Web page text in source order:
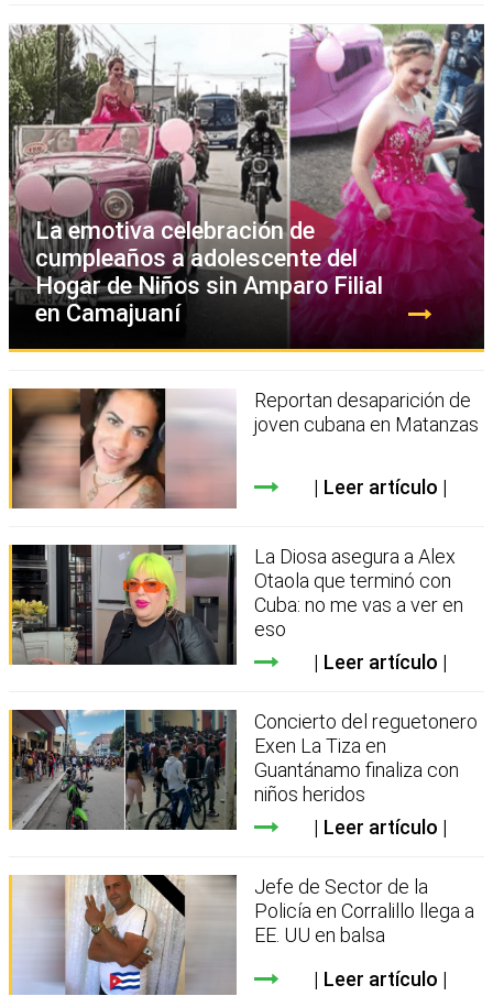
La emotiva celebración de
cumpleaños a adolescente del
Hogar de Niños sin Amparo Filial
en Camajuaní
Reportan desaparición de
joven cubana en Matanzas
Leer artículo
La Diosa asegura a Alex
Otaola que terminó con
Cuba: no me vas a ver en
eso
Leer artículo
Concierto del reguetonero
Exen La Tiza en
Guantánamo finaliza con
niños heridos
Leer artículo
Jefe de Sector de la
Policía en Corralillo llega a
EE. UU en balsa
Leer artículo